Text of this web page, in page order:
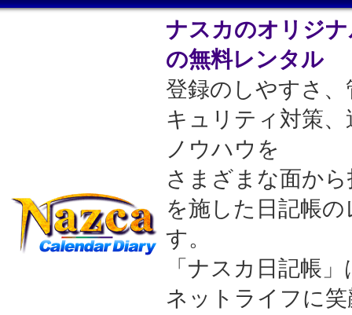
ナスカのオリジ
の無料レンタル
登録のしやすさ
キュリティ対策
ノウハウを
さまざまな面か
を施した日記帳
す。
「ナスカ日記帳
ネットライフに